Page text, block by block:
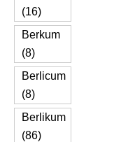
(16)
Berkum
(8)
Berlicum
(8)
Berlikum
(86)